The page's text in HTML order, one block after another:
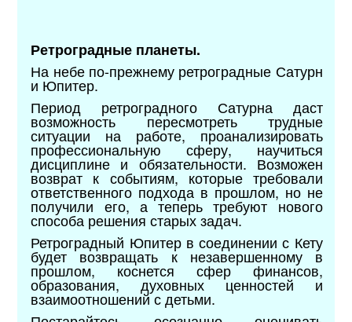
Ретроградные планеты.
На небе по-прежнему ретроградные Сатурн
и Юпитер.
Период ретроградного Сатурна даст
возможность пересмотреть трудные
ситуации на работе, проанализировать
профессиональную сферу, научиться
дисциплине и обязательности. Возможен
возврат к событиям, которые требовали
ответственного подхода в прошлом, но не
получили его, а теперь требуют нового
способа решения старых задач.
Ретроградный Юпитер в соединении с Кету
будет возвращать к незавершенному в
прошлом, коснется сфер финансов,
образования, духовных ценностей и
взаимоотношений с детьми.